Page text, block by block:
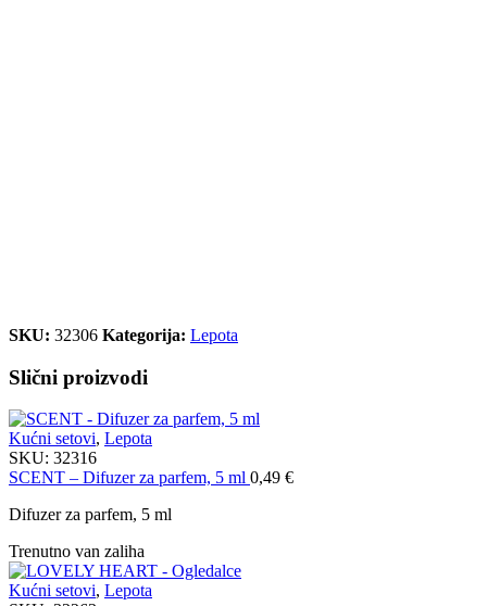
SKU: 32306 Kategorija: Lepota
Slični proizvodi
Kućni setovi, Lepota
SKU: 32316
SCENT – Difuzer za parfem, 5 ml 0,49 €
Difuzer za parfem, 5 ml
Trenutno van zaliha
Kućni setovi, Lepota